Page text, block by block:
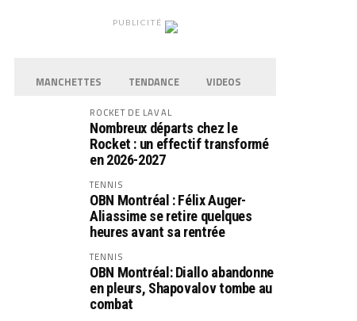
PUBLICITÉ
MANCHETTES TENDANCE VIDEOS
ROCKET DE LAVAL
Nombreux départs chez le
Rocket : un effectif transformé
en 2026-2027
TENNIS
OBN Montréal : Félix Auger-
Aliassime se retire quelques
heures avant sa rentrée
TENNIS
OBN Montréal: Diallo abandonne
en pleurs, Shapovalov tombe au
combat